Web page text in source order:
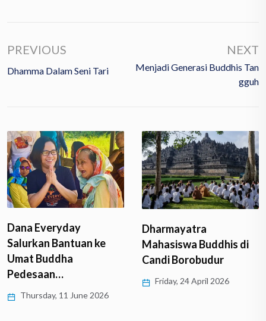
PREVIOUS
Dhamma Dalam Seni Tari
NEXT
Menjadi Generasi Buddhis Tan
Gguh
Dharmayatra
Mahasiswa Buddhis di
Candi Borobudur
Friday, 24 April 2026
Beri Motivasi kepada
Umat, DPC Patria
Temanggung Kembali…
Wednesday, 4 March 2026